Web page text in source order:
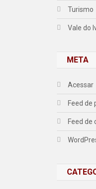
Turismo
Vale do
META
Acessar
Feed de
Feed de